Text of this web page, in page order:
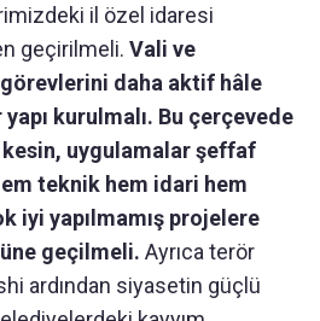
il özel idaresi
geçirilmeli. Vali ve
görevlerini daha aktif hâle
kurulmalı. Bu çerçevede
uygulamalar şeffaf
teknik hem idari hem
iyi yapılmamış projelere
geçilmeli. Ayrıca terör
ardından siyasetin güçlü